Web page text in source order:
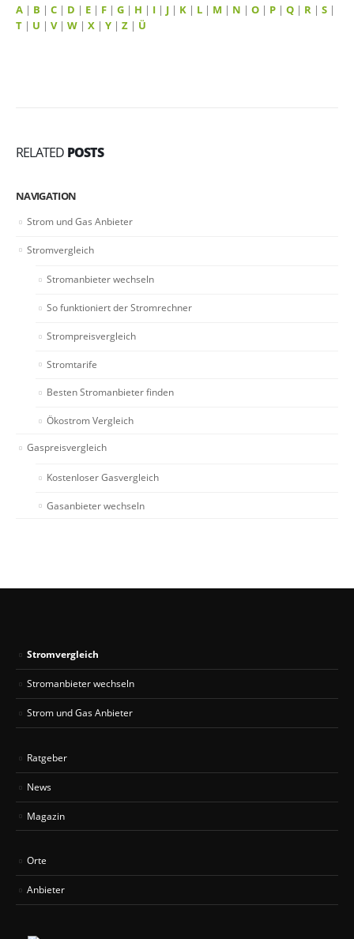
A | B | C | D | E | F | G | H | I | J | K | L | M | N | O | P | Q | R | S |
T | U | V| W | X | Y | Z | Ü
RELATED POSTS
NAVIGATION
Strom und Gas Anbieter
Stromvergleich
Stromanbieter wechseln
So funktioniert der Stromrechner
Strompreisvergleich
Stromtarife
Besten Stromanbieter finden
Ökostrom Vergleich
Gaspreisvergleich
Kostenloser Gasvergleich
Gasanbieter wechseln
Stromvergleich
Stromanbieter wechseln
Strom und Gas Anbieter
Ratgeber
News
Magazin
Orte
Anbieter